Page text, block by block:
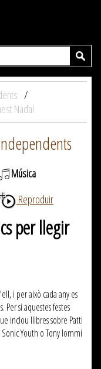
Nadal
Música
Reproduir
per llegir
i per això cada any es
si aquestes festes
inclou llibres sobre Patti
Youth o Tony Iommi